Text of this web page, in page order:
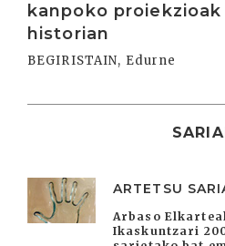
kanpoko
historian
BEGIRISTAIN, Edurne
ARTETSU
Arbaso
Ikaskuntzari